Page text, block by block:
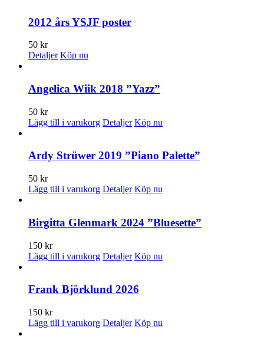
2012 års YSJF poster
50 kr
Detaljer Köp nu
Angelica Wiik 2018 ”Yazz”
50 kr
Lägg till i varukorg Detaljer Köp nu
Ardy Strüwer 2019 ”Piano Palette”
50 kr
Lägg till i varukorg Detaljer Köp nu
Birgitta Glenmark 2024 ”Bluesette”
150 kr
Lägg till i varukorg Detaljer Köp nu
Frank Björklund 2026
150 kr
Lägg till i varukorg Detaljer Köp nu